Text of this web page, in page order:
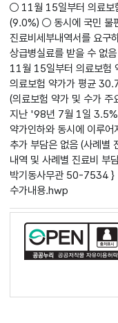
○ 11월 15일부터 의료보
(9.0%) ○ 동시에 국민 불
진료비세부내역서를 요구
상급병실료를 받을 수 없
11월 15일부터 의료보험
의료보험 약가가 평균
(의료보험 약가 및 수가
지난 '98년 7월 1일 3.5%
약가인하와 동시에 이루
추가 부담은 없음 (사례별
내역 및 사례별 진료비 부
박기동사무관 50-7534 }
수가내용.hwp